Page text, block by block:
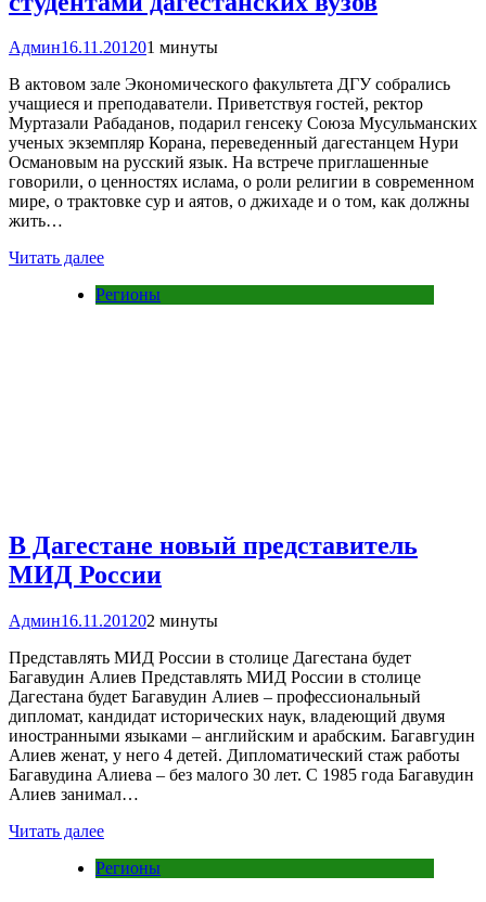
Админ16.11.201201 минуты
В актовом зале Экономического факультета ДГУ собрались
учащиеся и преподаватели. Приветствуя гостей, ректор
Муртазали Рабаданов, подарил генсеку Союза Мусульманских
ученых экземпляр Корана, переведенный дагестанцем Нури
Османовым на русский язык. На встрече приглашенные
говорили, о ценностях ислама, о роли религии в современном
мире, о трактовке сур и аятов, о джихаде и о том, как должны
жить…
Читать далее
Регионы
В Дагестане новый представитель
МИД России
Админ16.11.201202 минуты
Представлять МИД России в столице Дагестана будет
Багавудин Алиев Представлять МИД России в столице
Дагестана будет Багавудин Алиев – профессиональный
дипломат, кандидат исторических наук, владеющий двумя
иностранными языками – английским и арабским. Багавгудин
Алиев женат, у него 4 детей. Дипломатический стаж работы
Багавудина Алиева – без малого 30 лет. С 1985 года Багавудин
Алиев занимал…
Читать далее
Регионы